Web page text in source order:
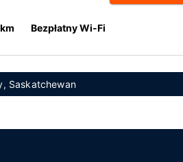
Bezpłatny Wi-Fi
Saskatchewan